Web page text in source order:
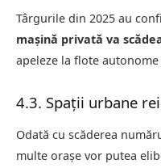
Târgurile din 2025 au
mașină privată va
apeleze la flote
4.3. Spații urbane
Odată cu scăderea
multe orașe vor putea